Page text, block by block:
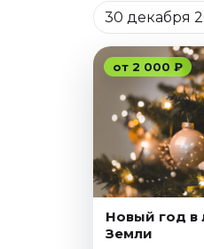
Сентябрь 2026
Октябрь 2026
Ноябрь 2026
Декабрь 2026
Август 2026
Сентябрь 2026
Октябрь 2026
Ноябрь 2026
Дата
30 декабря
от 2 000 ₽
Новый год в
Земли